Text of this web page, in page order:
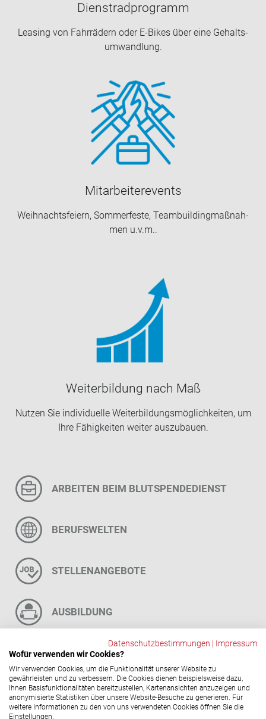
Dienst­rad­pro­gramm
Lea­sing von Fahr­rä­dern oder E-​Bikes über eine Ge­halts­
um­wand­lung.
Mit­ar­bei­te­re­vents
Weih­nachts­fei­ern, Som­mer­fes­te, Team­buil­ding­maß­nah­
men u.v.m..
Wei­ter­bil­dung nach Maß
Nut­zen Sie in­di­vi­du­el­le Wei­ter­bil­dungs­mög­lich­kei­ten, um
Ihre Fä­hig­kei­ten wei­ter aus­zu­bau­en.
AR­BEI­TEN BEIM BLUT­SPEN­DE­DIENST
BE­RUFS­WEL­TEN
STEL­LEN­AN­GE­BO­TE
AUS­BIL­DUNG
FAQ
Social-​Media Ka­nä­le
Datenschutzbestimmungen | Impressum
Wofür verwenden wir Cookies?
Wir verwenden Cookies, um die Funktionalität unserer Website zu
gewährleisten und zu verbessern. Die Cookies dienen beispielsweise dazu,
Ihnen Basisfunktionalitäten bereitzustellen, Kartenansichten anzuzeigen und
anonymisierte Statistiken über unsere Website-Besuche zu generieren. Für
weitere Informationen zu den von uns verwendeten Cookies öffnen Sie die
Einstellungen.